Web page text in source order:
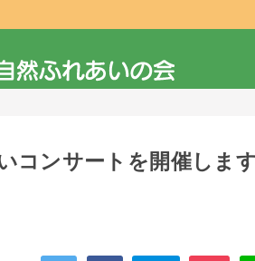
コンサートを開催しま